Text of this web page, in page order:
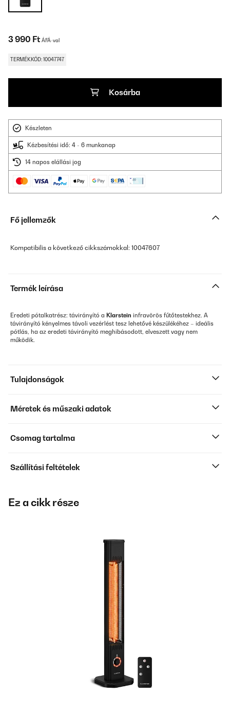
3 990 Ft ÁFÁ-val
TERMÉKKÓD: 10047747
Kosárba
Készleten
Kézbesítési idő: 4 - 6 munkanap
14 napos elállási jog
Fő jellemzők
Kompatibilis a következő cikkszámokkal: 10047607
Termék leírása
Eredeti pótalkatrész: távirányító a Klarstein infravörös fűtőtestekhez. A
távirányító kényelmes távoli vezérlést tesz lehetővé készülékéhez – ideális
pótlás, ha az eredeti távirányító meghibásodott, elveszett vagy nem
működik.
Tulajdonságok
Méretek és műszaki adatok
Csomag tartalma
Szállítási feltételek
Ez a cikk része